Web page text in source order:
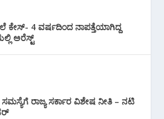
ಕೇಸ್‌- 4 ವರ್ಷದಿಂದ ನಾಪತ್ತೆಯಾಗಿದ್ದ
ಅರೆಸ್ಟ್‌
ರಾಜ್ಯ ಸರ್ಕಾರ ವಿಶೇಷ ನೀತಿ – ನಟಿ